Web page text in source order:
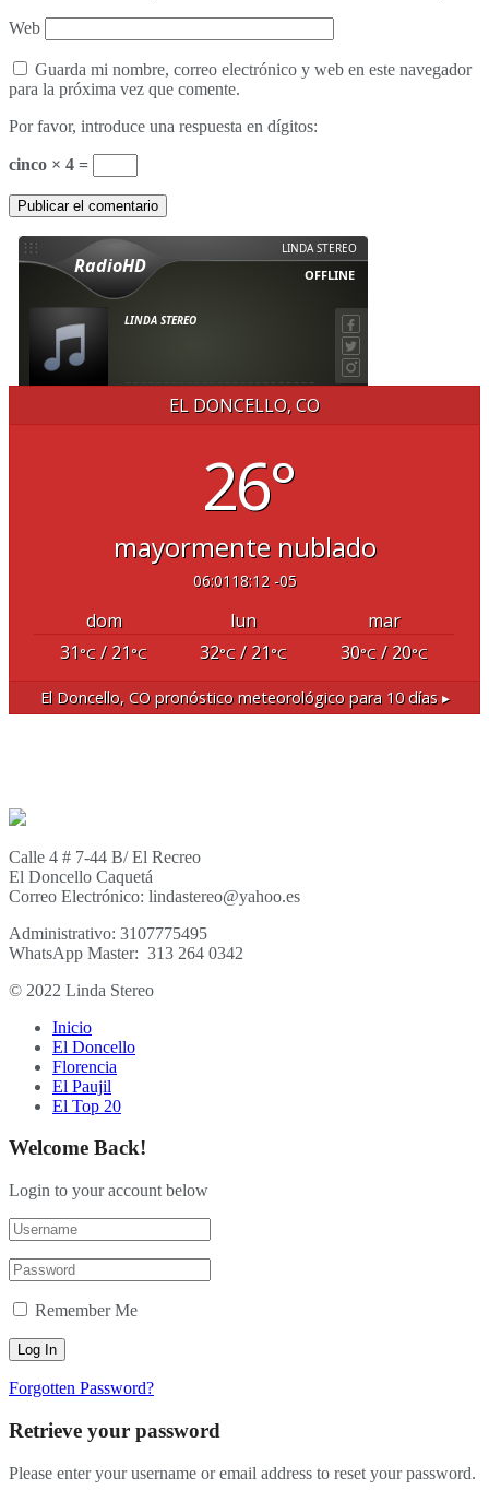
Web
Guarda mi nombre, correo electrónico y web en este navegador
para la próxima vez que comente.
Por favor, introduce una respuesta en dígitos:
cinco × 4 =
EL DONCELLO, CO
26°
mayormente nublado
06:0118:12 -05
dom lun
mar
31°C / 21°C 32°C / 21°C 30°C/ 20°C
El Doncello, COpronóstico meteorológico para 10 días ▸
Calle 4 # 7-44 B/ El Recreo
El Doncello Caquetá
Correo Electrónico: lindastereo@yahoo.es
Administrativo: 3107775495
WhatsApp Master: 313 264 0342
© 2022 Linda Stereo
Inicio
El Doncello
Florencia
El Paujil
El Top 20
Welcome Back!
Login to your account below
Remember Me
Forgotten Password?
Retrieve your password
Please enter your username or email address to reset your password.